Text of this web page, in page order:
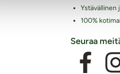
Ystävällinen
100%
Seuraa